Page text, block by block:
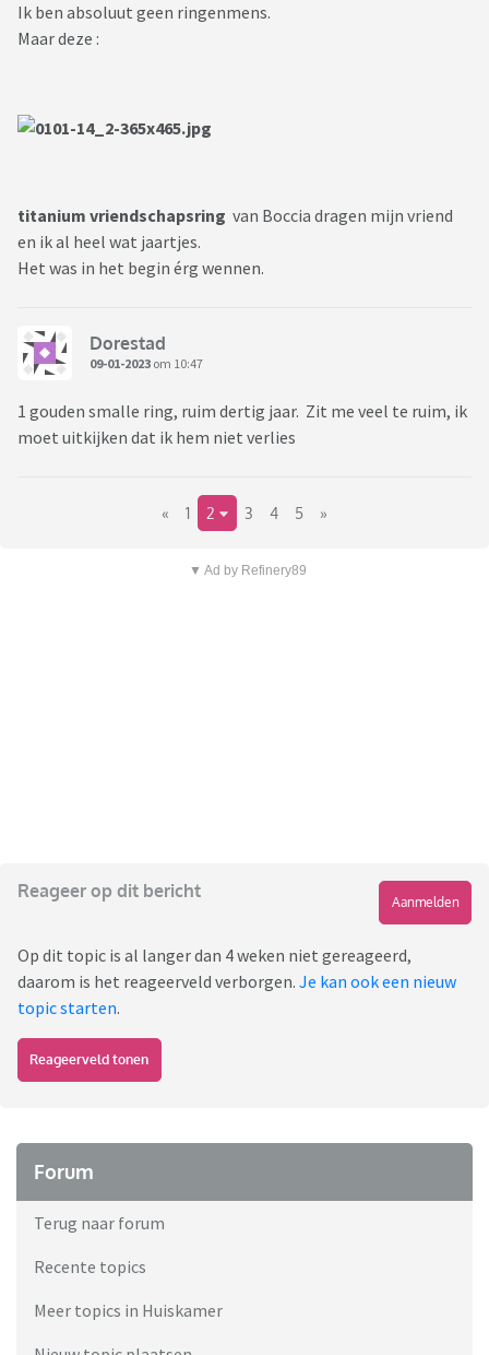
Ik ben absoluut geen ringenmens.
Maar deze :
titanium vriendschapsring van Boccia dragen mijn vriend
en ik al heel wat jaartjes.
Het was in het begin érg wennen.
Dorestad
09-01-2023 om 10:47
1 gouden smalle ring, ruim dertig jaar. Zit me veel te ruim, ik
moet uitkijken dat ik hem niet verlies
« 1 2 3 4 5 »
▼ Ad by Refinery89
Reageer op dit bericht
Aanmelden
Op dit topic is al langer dan 4 weken niet gereageerd,
daarom is het reageerveld verborgen. Je kan ook een nieuw
topic starten.
Reageerveld tonen
Forum
Terug naar forum
Recente topics
Meer topics in Huiskamer